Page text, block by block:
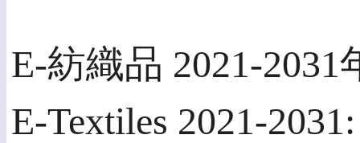
E-紡織品 2021-
E-Textiles 2021-